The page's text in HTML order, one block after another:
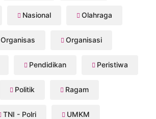
Nasional Olahraga
Organisas Organisasi
Pendidikan Peristiwa
Politik Ragam
TNI - Polri UMKM